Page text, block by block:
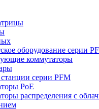
оборудование серии
коммутаторы
серии PFM
PoE
распределения с